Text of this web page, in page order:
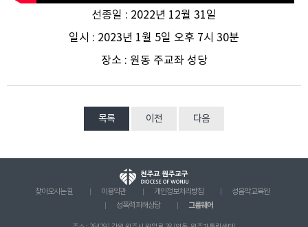
선종일 : 2022년 12월 31일
일시 : 2023년 1월 5일 오후 7시 30분
장소 : 원동 주교좌 성당
목록 이전 다음
찾아오시는 길 이용약관 개인정보처리방침
성음악 교육원
성폭력 피해상담
그룹웨어